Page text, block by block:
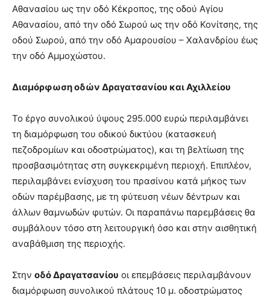
Αθανασίου ως την οδό Κέκροπος, της οδού Αγίου
Αθανασίου, από την οδό Σωρού ως την οδό Κονίτσης, της
οδού Σωρού, από την οδό Αμαρουσίου – Χαλανδρίου έως
την οδό Αμμοχώστου.
Διαμόρφωση οδών Δραγατσανίου και Αχιλλείου
Το έργο συνολικού ύψους 295.000 ευρώ περιλαμβάνει
τη διαμόρφωση του οδικού δικτύου (κατασκευή
πεζοδρομίων και οδοστρώματος), και τη βελτίωση της
προσβασιμότητας στη συγκεκριμένη περιοχή. Επιπλέον,
περιλαμβάνει ενίσχυση του πρασίνου κατά μήκος των
οδών παρέμβασης, με τη φύτευση νέων δέντρων και
άλλων θαμνωδών φυτών. Οι παραπάνω παρεμβάσεις θα
συμβάλουν τόσο στη λειτουργική όσο και στην αισθητική
αναβάθμιση της περιοχής.
Στην οδό Δραγατσανίου οι επεμβάσεις περιλαμβάνουν
διαμόρφωση συνολικού πλάτους 10 μ. οδοστρώματος